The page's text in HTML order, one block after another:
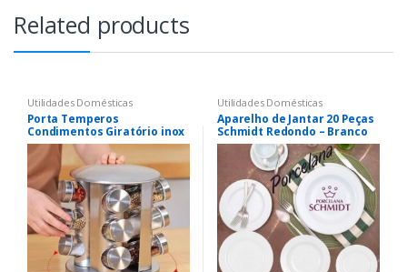
Related products
Utilidades Domésticas
Porta Temperos
Condimentos Giratório inox
12 Potes
Utilidades Domésticas
Aparelho de Jantar 20 Peças
Schmidt Redondo – Branco
Porcelana Cilíndrico